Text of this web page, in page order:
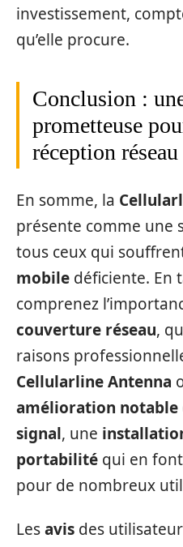
investissement,
qu’elle procure.
Conclusion :
prometteuse
réception réseau
En somme, la
présente comme une
tous ceux qui
mobile déficiente. En
comprenez
couverture réseau,
raisons
Cellularline Antenna
amélioration notable
signal, une
portabilité qui en
pour de nombreux
Lesavis des